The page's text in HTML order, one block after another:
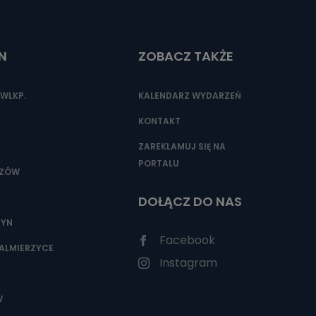
ZOBACZ TAKŻE
KALENDARZ WYDARZEŃ
KONTAKT
ZAREKLAMUJ SIĘ NA
PORTALU
DOŁĄCZ DO NAS
Facebook
Instagram